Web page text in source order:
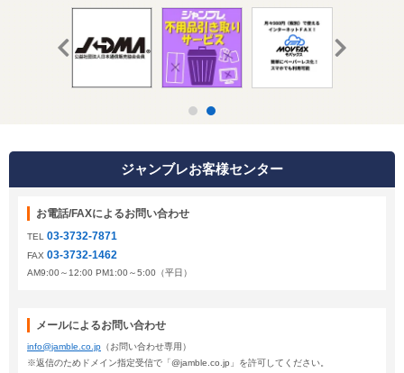
ジャンブレお客様センター
お電話/FAXによるお問い合わせ
TEL 03-3732-7871
FAX 03-3732-1462
AM9:00～12:00 PM1:00～5:00（平日）
メールによるお問い合わせ
info@jamble.co.jp （お問い合わせ専用）
※返信のためドメイン指定受信で「@jamble.co.jp」を許可してください。